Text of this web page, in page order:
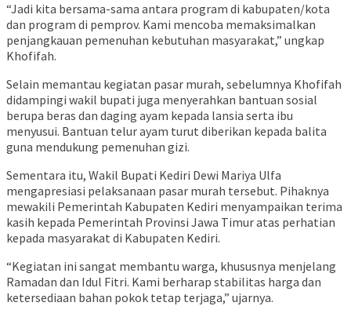
“Jadi kita bersama-sama antara program di kabupaten/kota
dan program di pemprov. Kami mencoba memaksimalkan
penjangkauan pemenuhan kebutuhan masyarakat,” ungkap
Khofifah.
Selain memantau kegiatan pasar murah, sebelumnya Khofifah
didampingi wakil bupati juga menyerahkan bantuan sosial
berupa beras dan daging ayam kepada lansia serta ibu
menyusui. Bantuan telur ayam turut diberikan kepada balita
guna mendukung pemenuhan gizi.
Sementara itu, Wakil Bupati Kediri Dewi Mariya Ulfa
mengapresiasi pelaksanaan pasar murah tersebut. Pihaknya
mewakili Pemerintah Kabupaten Kediri menyampaikan terima
kasih kepada Pemerintah Provinsi Jawa Timur atas perhatian
kepada masyarakat di Kabupaten Kediri.
“Kegiatan ini sangat membantu warga, khususnya menjelang
Ramadan dan Idul Fitri. Kami berharap stabilitas harga dan
ketersediaan bahan pokok tetap terjaga,” ujarnya.